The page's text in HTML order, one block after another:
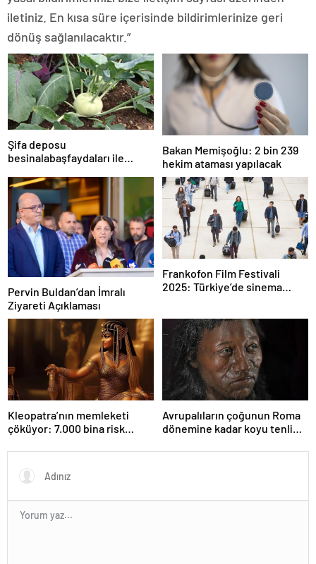
iletiniz. En kısa süre içerisinde bildirimlerinize geri
dönüş sağlanılacaktır.”
Şifa deposu
besinalabaşfaydaları ile
koruyan mucize besin
alabaş…
Bakan Memişoğlu: 2 bin 239
hekim ataması yapılacak
Pervin Buldan’dan İmralı
Ziyareti Açıklaması
Frankofon Film Festivali
2025: Türkiye’de sinema
Kleopatra’nın memleketi
çöküyor: 7.000 bina risk
Avrupalıların çoğunun Roma
dönemine kadar koyu tenli